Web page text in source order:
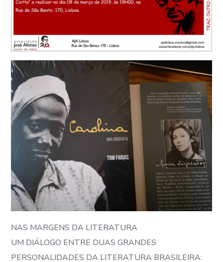
NAS MARGENS DA LITERATURA
UM DIÁLOGO ENTRE DUAS GRANDES
PERSONALIDADES DA LITERATURA BRASILEIRA: